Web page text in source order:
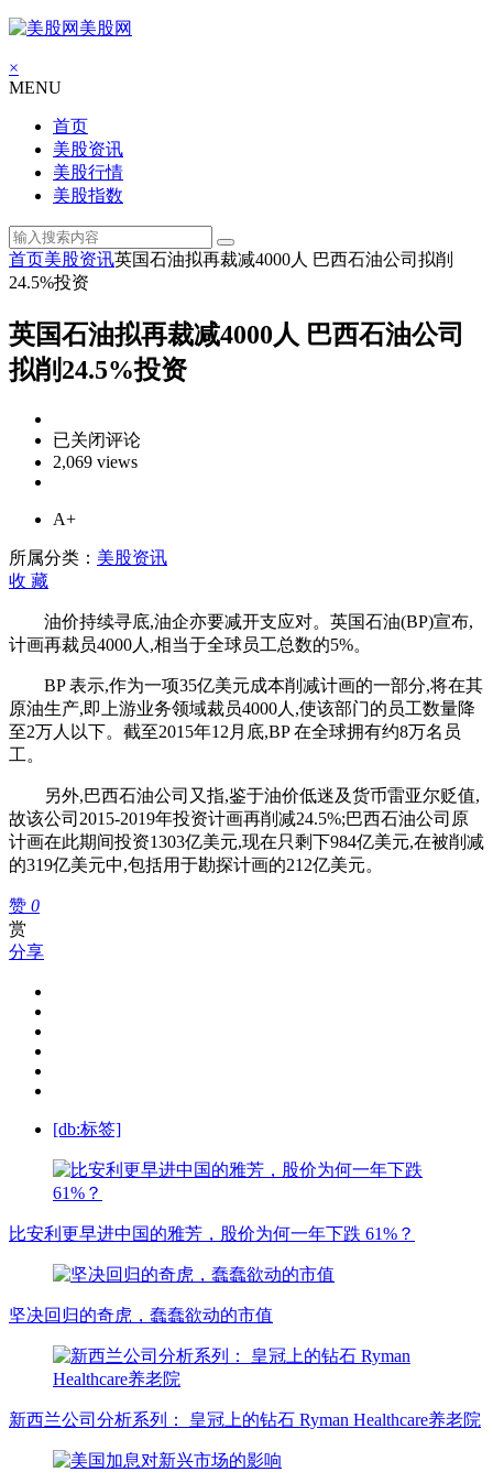
美股网
×
MENU
首页
美股资讯
美股行情
美股指数
首页美股资讯英国石油拟再裁减4000人 巴西石油公司拟削
24.5%投资
英国石油拟再裁减4000人 巴西石油公司
拟削24.5%投资
英
国
拟
再
4000
人
西
石
油
拟
削
24.5%
投
已关闭评论
2,069 views
A+
所属分类： 美股资讯
收 藏
油价持续寻底,油企亦要减开支应对。英国石油(BP)宣布,
计画再裁员4000人,相当于全球员工总数的5%。
BP 表示,作为一项35亿美元成本削减计画的一部分,将在其
原油生产,即上游业务领域裁员4000人,使该部门的员工数量降
至2万人以下。截至2015年12月底,BP 在全球拥有约8万名员
工。
另外,巴西石油公司又指,鉴于油价低迷及货币雷亚尔贬值,
故该公司2015-2019年投资计画再削减24.5%;巴西石油公司原
计画在此期间投资1303亿美元,现在只剩下984亿美元,在被削减
的319亿美元中,包括用于勘探计画的212亿美元。
赞 0
赏
分享
[db:标签]
比安利更早进中国的雅芳，股价为何一年下跌 61%？
坚决回归的奇虎，蠢蠢欲动的市值
新西兰公司分析系列： 皇冠上的钻石 Ryman Healthcare养老院